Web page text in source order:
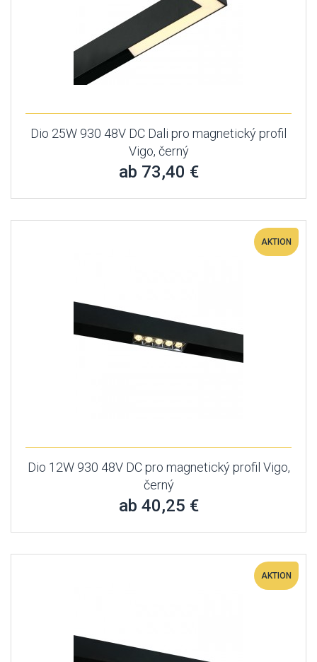
Dio 25W 930 48V DC Dali pro magnetický profil
Vigo, černý
ab 73,40 €
AKTION
Dio 12W 930 48V DC pro magnetický profil Vigo,
černý
ab 40,25 €
AKTION